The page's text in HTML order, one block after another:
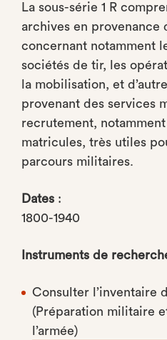
La sous-série 1 R
archives en provenance
concernant notamment
sociétés de tir, les
la mobilisation, et
provenant des services
recrutement,
matricules, très utiles
parcours militaires.
Dates :
1800-1940
Instruments de
Consulter l’inventaire
(Préparation militaire
l’armée)